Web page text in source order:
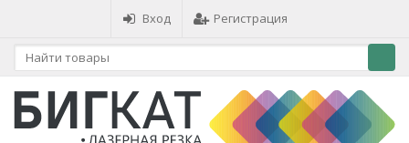
Вход Регистрация